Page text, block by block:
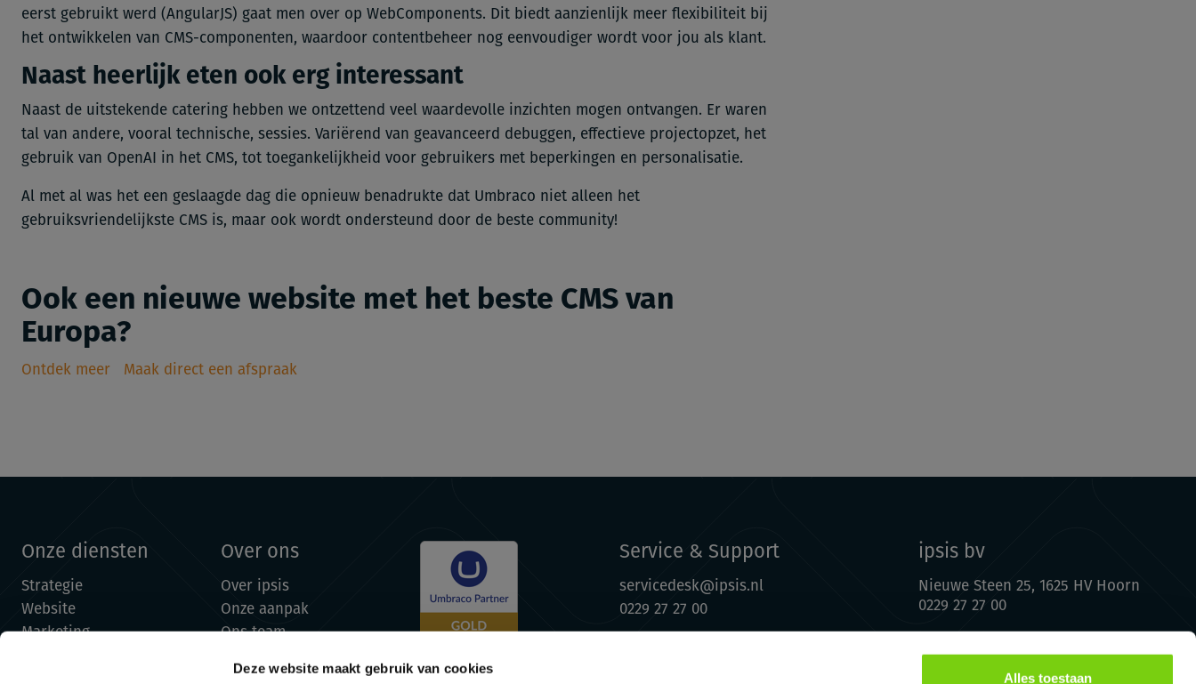
Deze website maakt gebruik van cookies
Alles toestaan
eerst gebruikt werd (AngularJS) gaat men over op WebComponents. Dit biedt aanzienlijk meer flexibiliteit bij
het ontwikkelen van CMS-componenten, waardoor contentbeheer nog eenvoudiger wordt voor jou als klant.
Naast heerlijk eten ook erg interessant
Naast de uitstekende catering hebben we ontzettend veel waardevolle inzichten mogen ontvangen. Er waren
tal van andere, vooral technische, sessies. Variërend van geavanceerd debuggen, effectieve projectopzet, het
gebruik van OpenAI in het CMS, tot toegankelijkheid voor gebruikers met beperkingen en personalisatie.
Al met al was het een geslaagde dag die opnieuw benadrukte dat Umbraco niet alleen het
gebruiksvriendelijkste CMS is, maar ook wordt ondersteund door de beste community!
Ook een nieuwe website met het beste CMS van
Europa?
Ontdek meer Maak direct een afspraak
Onze diensten
Strategie
Website
Marketing
Over ons
Over ipsis
Onze aanpak
Ons team
Service & Support
servicedesk@ipsis.nl
0229 27 27 00
ipsis bv
Nieuwe Steen 25, 1625 HV Hoorn
0229 27 27 00